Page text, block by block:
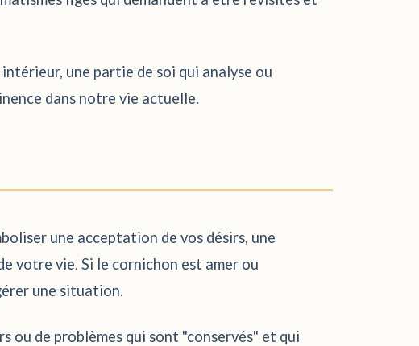
une partie de soi qui analyse ou
dans notre vie actuelle.
une acceptation de vos désirs, une
votre vie. Si le cornichon est amer ou
une situation.
ou de problèmes qui sont "conservés" et qui